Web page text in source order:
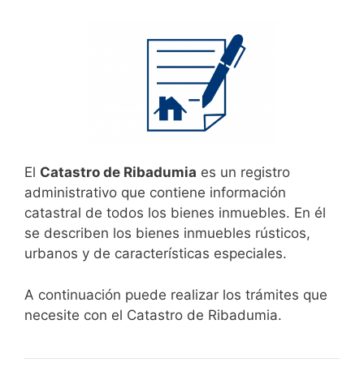
El Catastro de Ribadumia es un registro
administrativo que contiene información
catastral de todos los bienes inmuebles. En él
se describen los bienes inmuebles rústicos,
urbanos y de características especiales.
A continuación puede realizar los trámites que
necesite con el Catastro de Ribadumia.